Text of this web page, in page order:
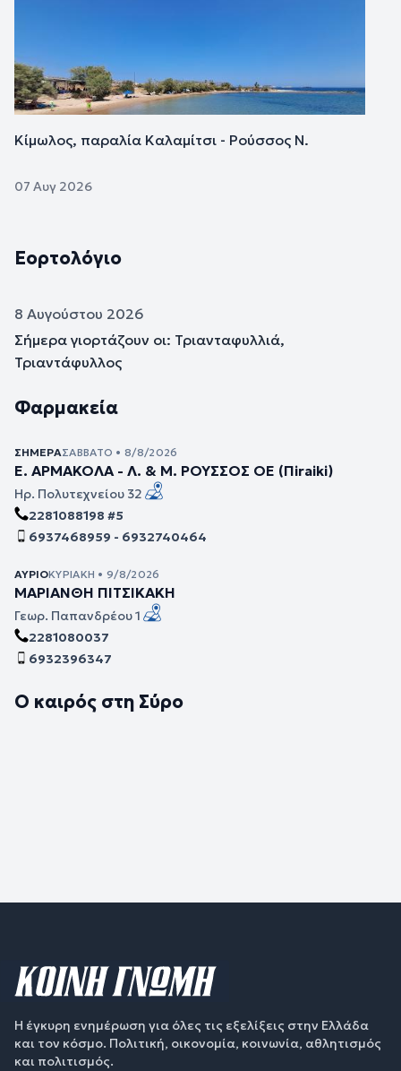
Κίμωλος, παραλία Καλαμίτσι - Ρούσσος Ν.
07 Αυγ 2026
Εορτολόγιο
8 Αυγούστου 2026
Σήμερα γιορτάζουν οι: Τριανταφυλλιά,
Τριαντάφυλλος
Φαρμακεία
ΣΉΜΕΡΑΣΆΒΒΑΤΟ • 8/8/2026
Ε. ΑΡΜΑΚΟΛΑ - Λ. & Μ. ΡΟΥΣΣΟΣ ΟΕ (Πiraiki)
Ηρ. Πολυτεχνείου 32
2281088198 #5
6937468959 - 6932740464
ΑΎΡΙΟΚΥΡΙΑΚΉ • 9/8/2026
ΜΑΡΙΑΝΘΗ ΠΙΤΣΙΚΑΚΗ
Γεωρ. Παπανδρέου 1
2281080037
6932396347
Ο καιρός στη Σύρο
Η έγκυρη ενημέρωση για όλες τις εξελίξεις στην Ελλάδα
και τον κόσμο. Πολιτική, οικονομία, κοινωνία, αθλητισμός
και πολιτισμός.